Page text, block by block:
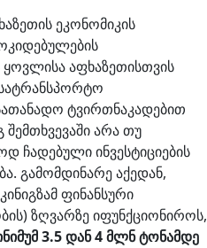
ეკონომიკის
აფხაზეთისთვის
ტვირთნაკადებით
არა თუ
ჩადებული ინვესტიციების
გამომდინარე აქედან,
ფინანსური
ზღვარზე იფუნქციონიროს,
3.5 დან 4 მლნ ტონამდე